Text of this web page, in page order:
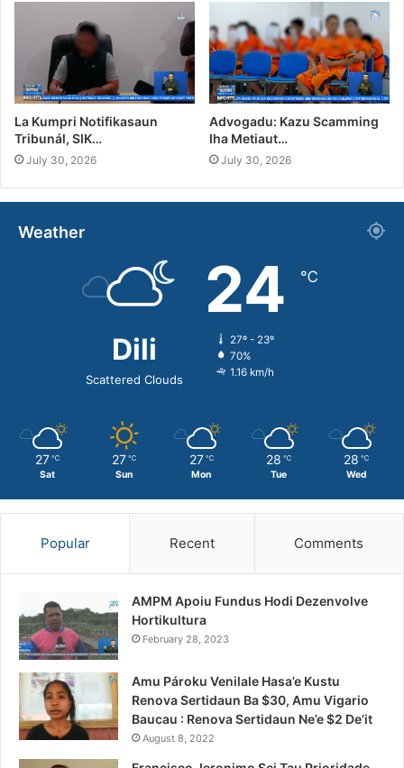
La Kumpri Notifikasaun
Tribunál, SIK…
July 30, 2026
Advogadu: Kazu Scamming
Iha Metiaut…
July 30, 2026
Weather
Dili
Scattered Clouds
24 ℃
27º - 23º
70%
1.16 km/h
27 ℃
Sat
27 ℃
Sun
27 ℃
Mon
28 ℃
Tue
28 ℃
Wed
Popular Recent Comments
AMPM Apoiu Fundus Hodi Dezenvolve
Hortikultura
February 28, 2023
Amu Pároku Venilale Hasa’e Kustu
Renova Sertidaun Ba $30, Amu Vigario
Baucau : Renova Sertidaun Ne’e $2 De’it
August 8, 2022